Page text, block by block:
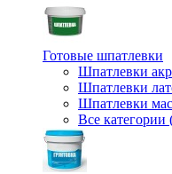
Готовые шпатлевки
Шпатлевки
Шпатлевки
Шпатлевки
Все категории